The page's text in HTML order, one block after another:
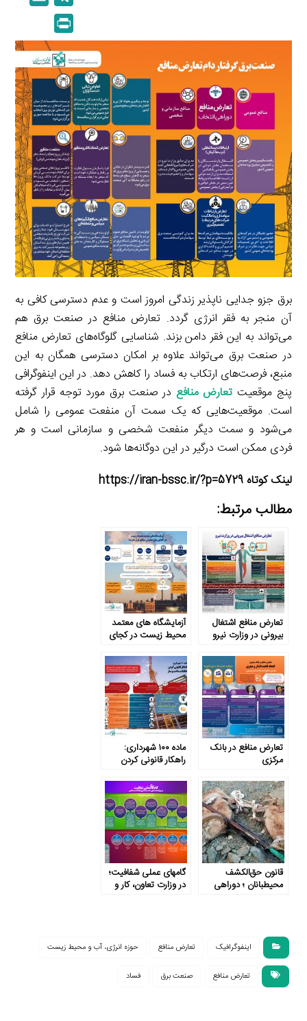
p
y
L
i
n
k
n
e
d
I
n
e
l
e
g
r
a
m
i
l
r
i
n
t
برق جزو جدایی ناپذیر زندگی امروز است و عدم دسترسی کافی به
آن منجر به فقر انرژی گردد. تعارض منافع در صنعت برق هم
می‌تواند به این فقر دامن بزند. شناسایی گلوگاه‌های تعارض منافع
در صنعت برق می‌تواند علاوه بر امکان دسترسی همگان به این
منبع، فرصت‌های ارتکاب به فساد را کاهش دهد. در این اینفوگرافی
پنج موقعیت تعارض منافع در صنعت برق مورد توجه قرار گرفته
است. موقعیت‌هایی که یک سمت آن منفعت عمومی را شامل
می‌شود و سمت دیگر منفعت شخصی و سازمانی است و هر
فردی ممکن است درگیر در این دوگانه‌ها شود.
لینک کوتاه https://iran-bssc.ir/?p=5729
مطالب مرتبط:
تعارض منافع اشتغال
بیرونی در وزارت نیرو
آزمایشگاه­ های معتمد
محیط­ زیست در کجای
دارند؟
تعارض منافع در بانک
مرکزی
ماده ۱۰۰ شهرداری:
راهکار قانونی کردن
قانون حق‌الکشف
محیطبانان ؛ دوراهی
گامهای عملی شفافیت؛
در وزارت تعاون، کار و
اینفوگرافیک تعارض منافع حوزه انرژی، آب و محیط زیست
تعارض منافع صنعت برق فساد